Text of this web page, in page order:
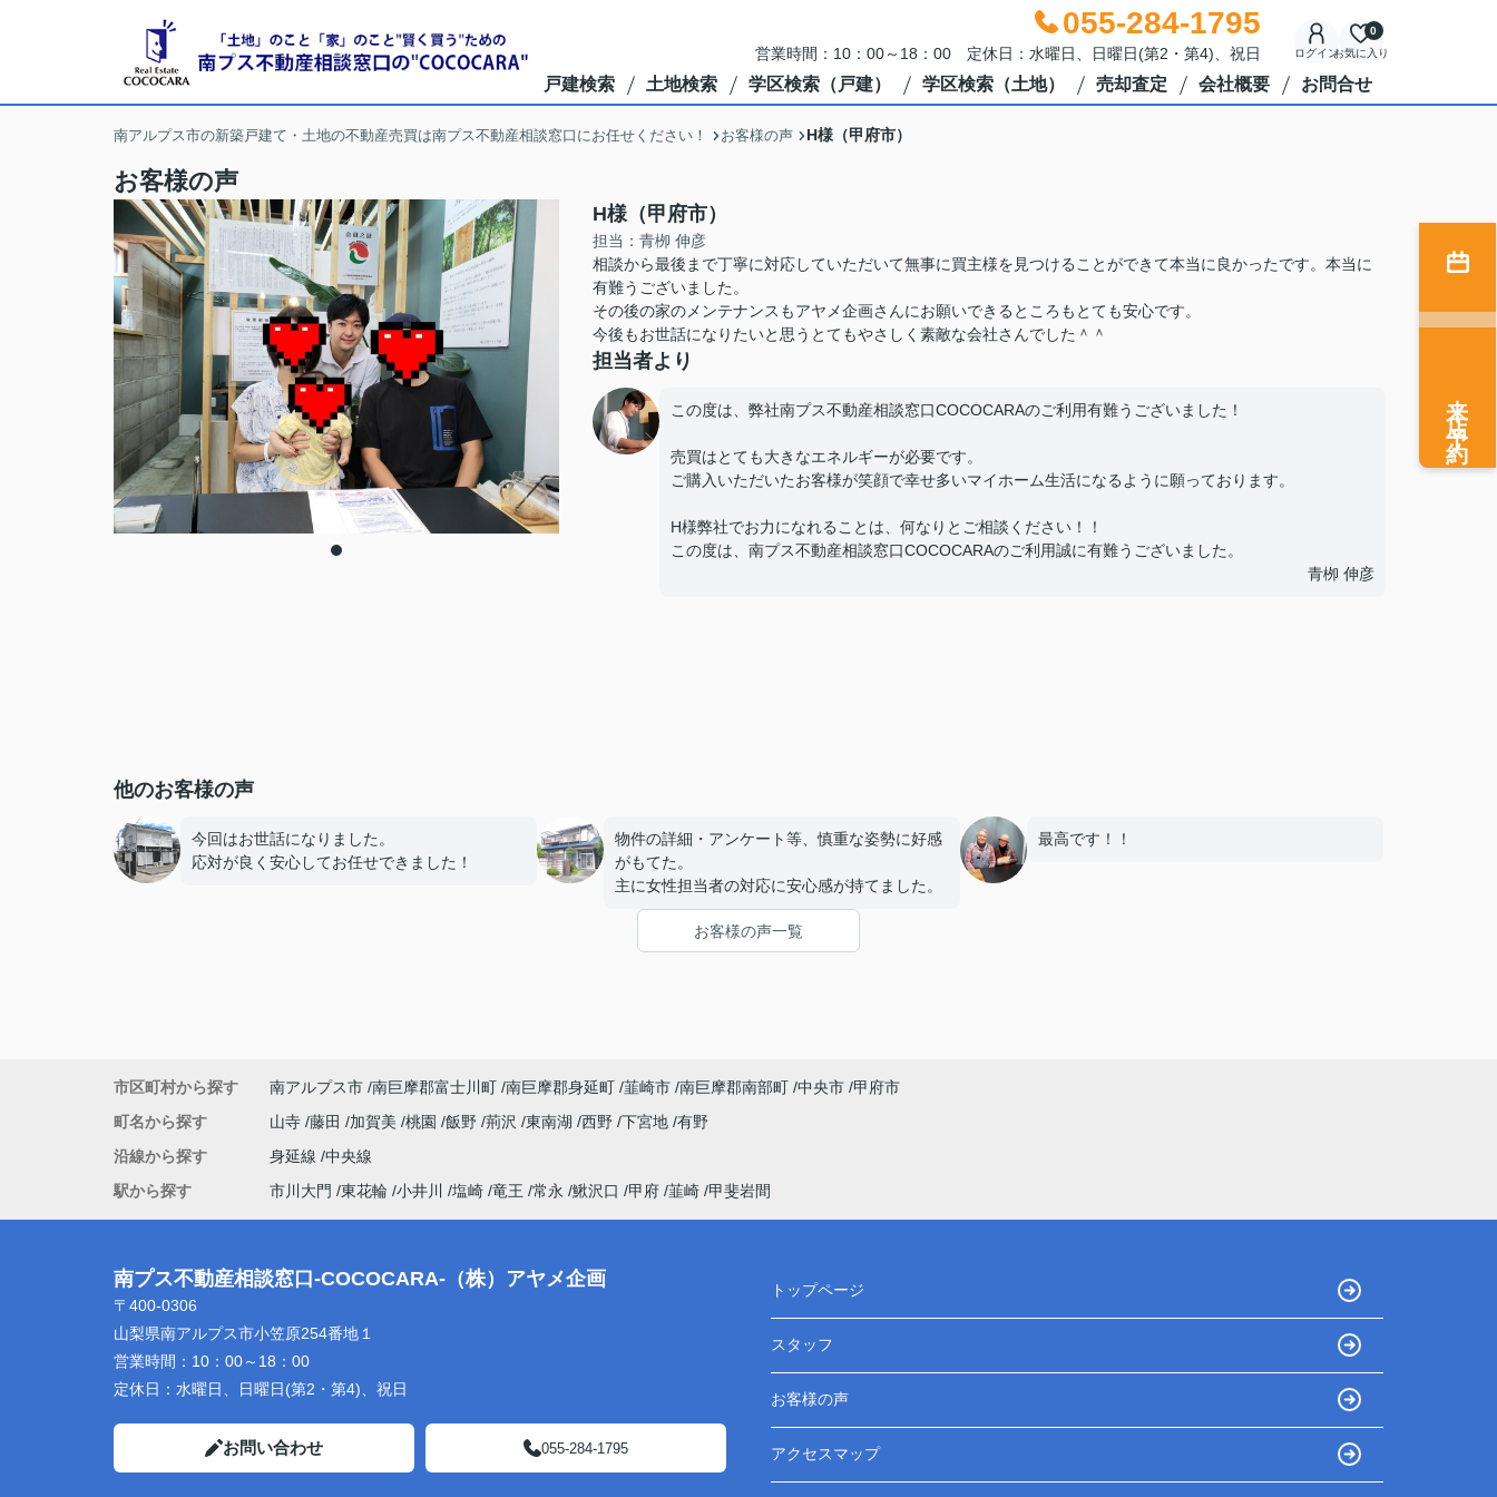
055-284-1795
営業時間：10：00～18：00 定休日：水曜日、日曜日(第2・第4)、祝日 ログインお気に入り
0
戸建検索 土地検索 学区検索（戸建） 学区検索（土地） 売却査定 会社概要 お問合せ
南アルプス市の新築戸建て・土地の不動産売買は南プス不動産相談窓口にお任せください！ お客様の声 H様（甲府市）
お客様の声
H様（甲府市）
担当：青栁 伸彦
相談から最後まで丁寧に対応していただいて無事に買主様を見つけることができて本当に良かったです。本当に
有難うございました。
その後の家のメンテナンスもアヤメ企画さんにお願いできるところもとても安心です。
今後もお世話になりたいと思うとてもやさしく素敵な会社さんでした＾＾
担当者より
この度は、弊社南プス不動産相談窓口COCOCARAのご利用有難うございました！
売買はとても大きなエネルギーが必要です。
ご購入いただいたお客様が笑顔で幸せ多いマイホーム生活になるように願っております。
H様弊社でお力になれることは、何なりとご相談ください！！
この度は、南プス不動産相談窓口COCOCARAのご利用誠に有難うございました。
青栁 伸彦
他のお客様の声
今回はお世話になりました。
応対が良く安心してお任せできました！
物件の詳細・アンケート等、慎重な姿勢に好感
がもてた。
主に女性担当者の対応に安心感が持てました。
最高です！！
お客様の声一覧
来店予約
市区町村から探す 南アルプス市 南巨摩郡富士川町 南巨摩郡身延町 韮崎市 南巨摩郡南部町 中央市 甲府市
町名から探す
山寺 藤田 加賀美 桃園 飯野 荊沢 東南湖 西野 下宮地 有野
沿線から探す
身延線 中央線
駅から探す
市川大門 東花輪 小井川 塩崎 竜王 常永 鰍沢口 甲府 韮崎 甲斐岩間
南プス不動産相談窓口-COCOCARA-（株）アヤメ企画
〒400-0306
山梨県南アルプス市小笠原254番地１
営業時間： 10：00～18：00
定休日： 水曜日、日曜日(第2・第4)、祝日
お問い合わせ 055-284-1795
トップページ
スタッフ
お客様の声
アクセスマップ